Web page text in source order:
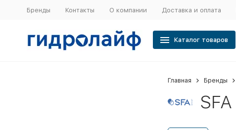
Бренды Контакты О компании Доставка и оплата
Каталог товаров
Главная Бренды
SFA